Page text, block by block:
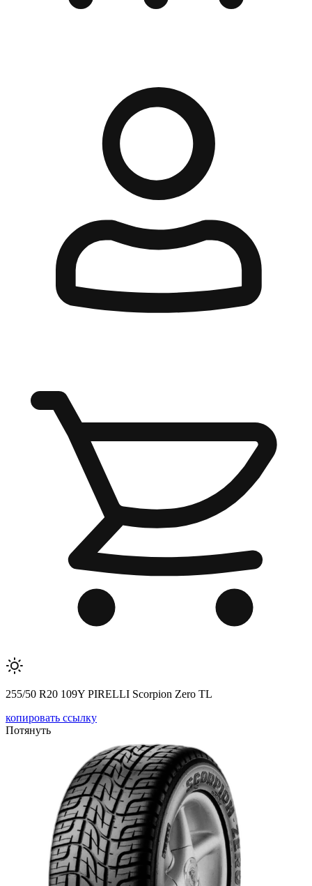
255/50 R20 109Y PIRELLI Scorpion Zero TL
копировать ссылку
Потянуть